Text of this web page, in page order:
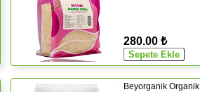
280.00 ₺
Beyorganik Organik